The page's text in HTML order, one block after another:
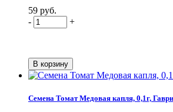
59 руб.
-
+
Семена Томат Медовая капля, 0,1г,